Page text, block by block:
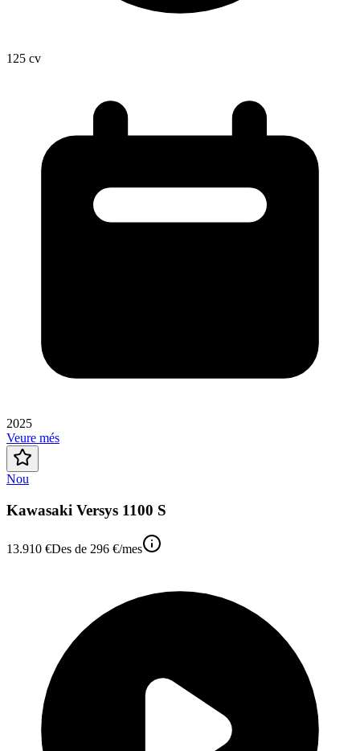
125 cv
2025
Veure més
Nou
Kawasaki Versys 1100 S
13.910 €Des de 296 €/mes